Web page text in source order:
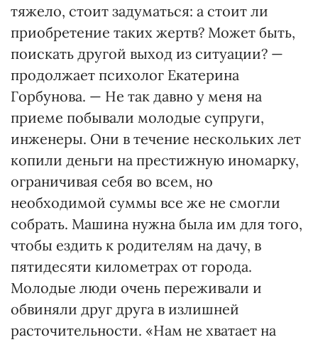
тяжело, стоит задуматься: а стоит ли
приобретение таких жертв? Может быть,
поискать другой выход из ситуации? —
продолжает психолог Екатерина
Горбунова. — Не так давно у меня на
приеме побывали молодые супруги,
инженеры. Они в течение нескольких лет
копили деньги на престижную иномарку,
ограничивая себя во всем, но
необходимой суммы все же не смогли
собрать. Машина нужна была им для того,
чтобы ездить к родителям на дачу, в
пятидесяти километрах от города.
Молодые люди очень переживали и
обвиняли друг друга в излишней
расточительности. «Нам не хватает на